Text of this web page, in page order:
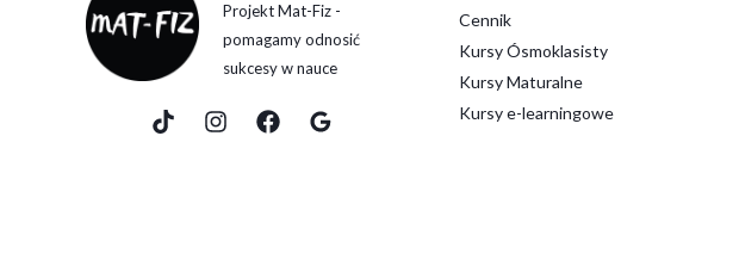
Projekt Mat-Fiz -
pomagamy odnosić
sukcesy w nauce
Cennik
Kursy Ósmoklasisty
Kursy Maturalne
Kursy e-learningowe